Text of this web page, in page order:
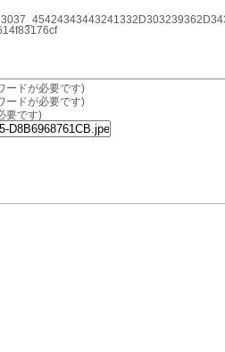
ードが必要です)
ードが必要です)
要です)